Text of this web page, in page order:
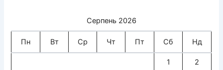
Серпень 2026
Пн Вт Ср Чт Пт Сб Нд
1 2